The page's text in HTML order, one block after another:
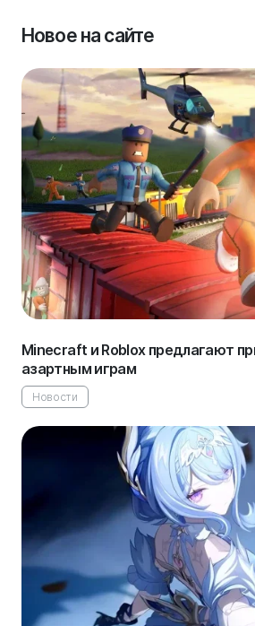
Новое на сайте
Minecraft и Roblox предлагают
азартным играм
Новости